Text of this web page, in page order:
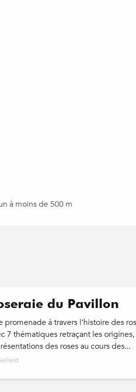
à moins de 500 m
du Pavillon
promenade à travers l’histoire des
7 thématiques retraçant les
des roses au cours des...